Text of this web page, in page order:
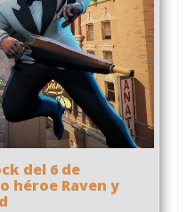
del 6 de
héroe Raven y